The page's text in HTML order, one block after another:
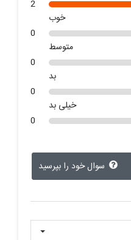
2
خوب
0
متوسط
0
بد
0
خیلی بد
0
سوال خود را بپرسید